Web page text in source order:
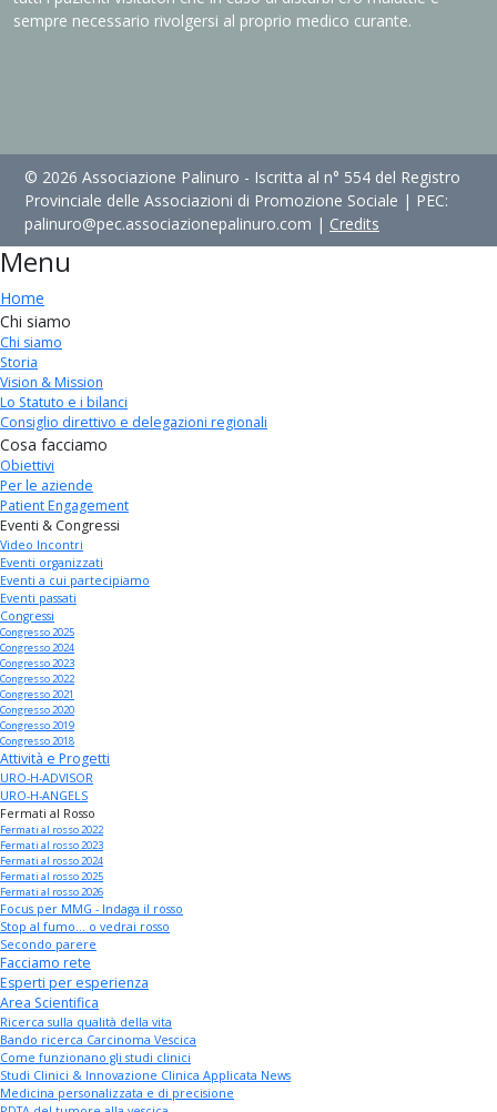
sempre necessario rivolgersi al proprio medico curante.
© 2026 Associazione Palinuro - Iscritta al n° 554 del Registro
Provinciale delle Associazioni di Promozione Sociale | PEC:
palinuro@pec.associazionepalinuro.com | Credits
Menu
Home
Chi siamo
Chi siamo
Storia
Vision & Mission
Lo Statuto e i bilanci
Consiglio direttivo e delegazioni regionali
Cosa facciamo
Obiettivi
Per le aziende
Patient Engagement
Eventi & Congressi
Video Incontri
Eventi organizzati
Eventi a cui partecipiamo
Eventi passati
Congressi
Congresso 2025
Congresso 2024
Congresso 2023
Congresso 2022
Congresso 2021
Congresso 2020
Congresso 2019
Congresso 2018
Attività e Progetti
URO-H-ADVISOR
URO-H-ANGELS
Fermati al Rosso
Fermati al rosso 2022
Fermati al rosso 2023
Fermati al rosso 2024
Fermati al rosso 2025
Fermati al rosso 2026
Focus per MMG - Indaga il rosso
Stop al fumo... o vedrai rosso
Secondo parere
Facciamo rete
Esperti per esperienza
Area Scientifica
Ricerca sulla qualità della vita
Bando ricerca Carcinoma Vescica
Come funzionano gli studi clinici
Studi Clinici & Innovazione Clinica Applicata News
Medicina personalizzata e di precisione